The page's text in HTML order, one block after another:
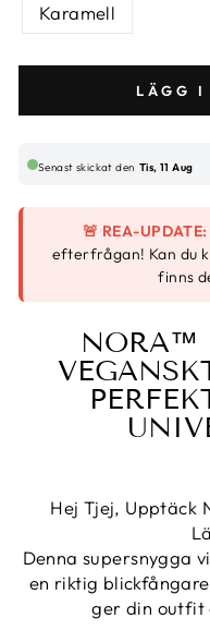
Karamell
LÄGG I
Senast skickat den Tis, 11 Aug
🚨 REA-UPDATE:
efterfrågan! Kan du
finns
NORA™
V
Hej Tjej, Upptäck
Denna supersnygga
en riktig
ger din outfit